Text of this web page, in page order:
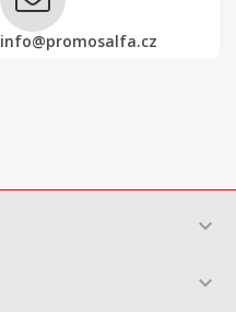
info@promosalfa.cz

